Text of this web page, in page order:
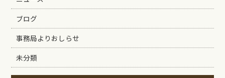
ブログ
事務局よりおしらせ
未分類